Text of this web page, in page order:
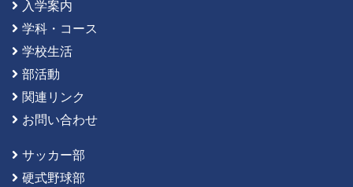
入学案内
学科・コース
学校生活
部活動
関連リンク
お問い合わせ
サッカー部
硬式野球部